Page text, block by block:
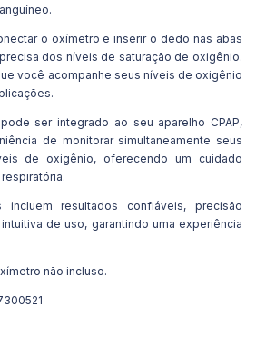
o oxímetro e inserir o dedo nas abas
dos níveis de saturação de oxigênio.
você acompanhe seus níveis de oxigênio
ser integrado ao seu aparelho CPAP,
de monitorar simultaneamente seus
de oxigênio, oferecendo um cuidado
incluem resultados confiáveis, precisão
de uso, garantindo uma experiência
não incluso.